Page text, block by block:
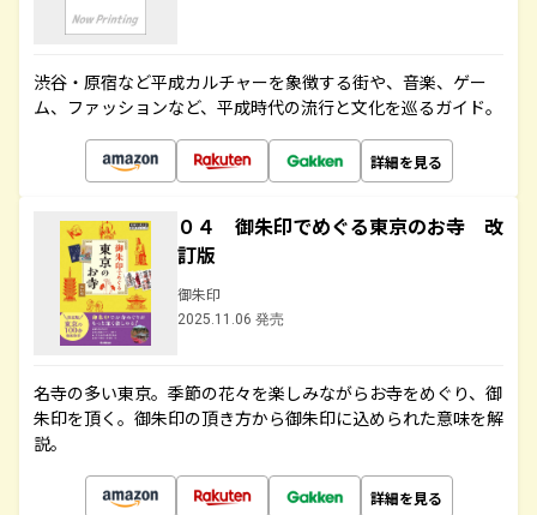
渋谷・原宿など平成カルチャーを象徴する街や、音楽、ゲー
ム、ファッションなど、平成時代の流行と文化を巡るガイド。
詳細を見る
０４ 御朱印でめぐる東京のお寺 改
訂版
御朱印
2025.11.06 発売
名寺の多い東京。季節の花々を楽しみながらお寺をめぐり、御
朱印を頂く。御朱印の頂き方から御朱印に込められた意味を解
説。
詳細を見る